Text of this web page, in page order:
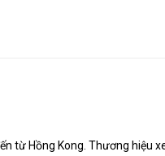
từ Hồng Kong. Thương hiệu